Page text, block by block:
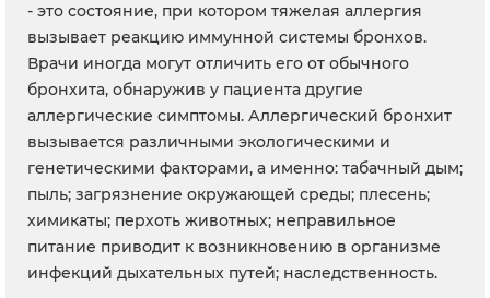
- это состояние, при котором тяжелая аллергия
вызывает реакцию иммунной системы бронхов.
Врачи иногда могут отличить его от обычного
бронхита, обнаружив у пациента другие
аллергические симптомы. Аллергический бронхит
вызывается различными экологическими и
генетическими факторами, а именно: табачный дым;
пыль; загрязнение окружающей среды; плесень;
химикаты; перхоть животных; неправильное
питание приводит к возникновению в организме
инфекций дыхательных путей; наследственность.